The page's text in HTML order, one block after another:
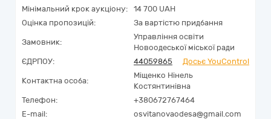
Мінімальний крок аукціону:
14 700 UAH
Оцінка пропозицій:
За вартістю придбання
Замовник:
Управління освіти
Новоодеської міської ради
ЄДРПОУ:
44059865 Досьє YouControl
Контактна особа:
Міщенко Нінель
Костянтинівна
Телефон:
+380672767464
E-mail:
osvitanovaodesa@gmail.com